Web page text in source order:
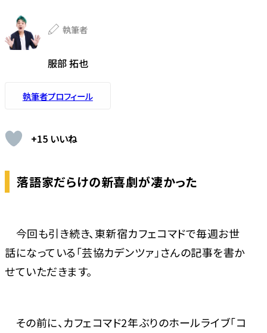
執筆者
服部 拓也
執筆者プロフィール
+15 いいね
落語家だらけの新喜劇が凄かった
今回も引き続き、東新宿カフェコマドで毎週お世
話になっている「芸協カデンツァ」さんの記事を書か
せていただきます。
その前に、カフェコマド2年ぶりのホールライブ「コ